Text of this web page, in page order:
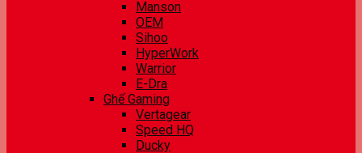
Manson
OEM
Sihoo
HyperWork
Warrior
E-Dra
Ghế Gaming
Vertagear
Speed HQ
Ducky